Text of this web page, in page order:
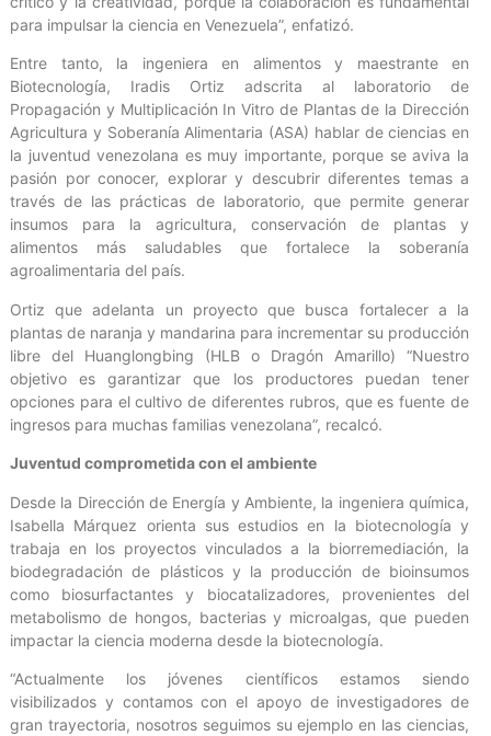
para impulsar la ciencia en Venezuela”, enfatizó.
Entre tanto, la ingeniera en alimentos y maestrante en
Biotecnología, Iradis Ortiz adscrita al laboratorio de
Propagación y Multiplicación In Vitro de Plantas de la Dirección
Agricultura y Soberanía Alimentaria (ASA) hablar de ciencias en
la juventud venezolana es muy importante, porque se aviva la
pasión por conocer, explorar y descubrir diferentes temas a
través de las prácticas de laboratorio, que permite generar
insumos para la agricultura, conservación de plantas y
alimentos más saludables que fortalece la soberanía
agroalimentaria del país.
Ortiz que adelanta un proyecto que busca fortalecer a la
plantas de naranja y mandarina para incrementar su producción
libre del Huanglongbing (HLB o Dragón Amarillo) “Nuestro
objetivo es garantizar que los productores puedan tener
opciones para el cultivo de diferentes rubros, que es fuente de
ingresos para muchas familias venezolana”, recalcó.
Juventud comprometida con el ambiente
Desde la Dirección de Energía y Ambiente, la ingeniera química,
Isabella Márquez orienta sus estudios en la biotecnología y
trabaja en los proyectos vinculados a la biorremediación, la
biodegradación de plásticos y la producción de bioinsumos
como biosurfactantes y biocatalizadores, provenientes del
metabolismo de hongos, bacterias y microalgas, que pueden
impactar la ciencia moderna desde la biotecnología.
“Actualmente los jóvenes científicos estamos siendo
visibilizados y contamos con el apoyo de investigadores de
gran trayectoria, nosotros seguimos su ejemplo en las ciencias,